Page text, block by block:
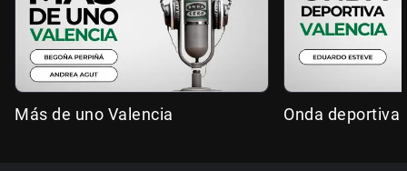
Más de uno Valencia Onda deportiva